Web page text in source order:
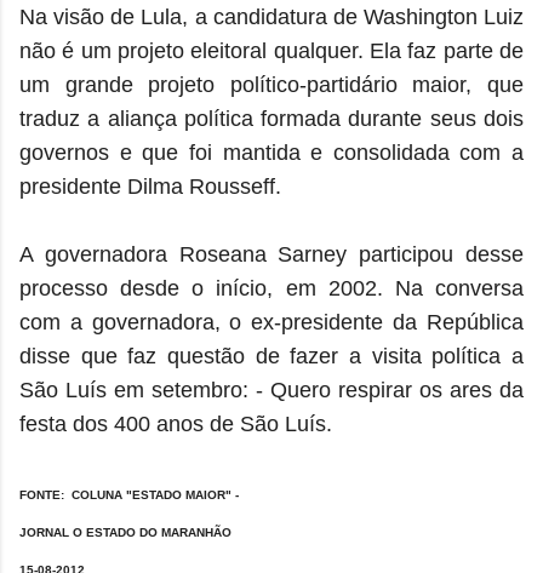
Na visão de Lula, a candidatura de Washington Luiz
não é um projeto eleitoral qualquer. Ela faz parte de
um grande projeto político-partidário maior, que
traduz a aliança política formada durante seus dois
governos e que foi mantida e consolidada com a
presidente Dilma Rousseff.
A governadora Roseana Sarney participou desse
processo desde o início, em 2002. Na conversa
com a governadora, o ex-presidente da República
disse que faz questão de fazer a visita política a
São Luís em setembro: - Quero respirar os ares da
festa dos 400 anos de São Luís.
FONTE: COLUNA "ESTADO MAIOR" -
JORNAL O ESTADO DO MARANHÃO
15-08-2012